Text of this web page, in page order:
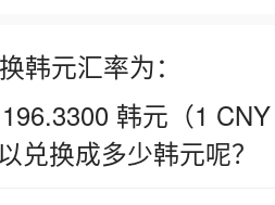
韩元汇率为：
韩元（1
兑换成多少韩元呢？